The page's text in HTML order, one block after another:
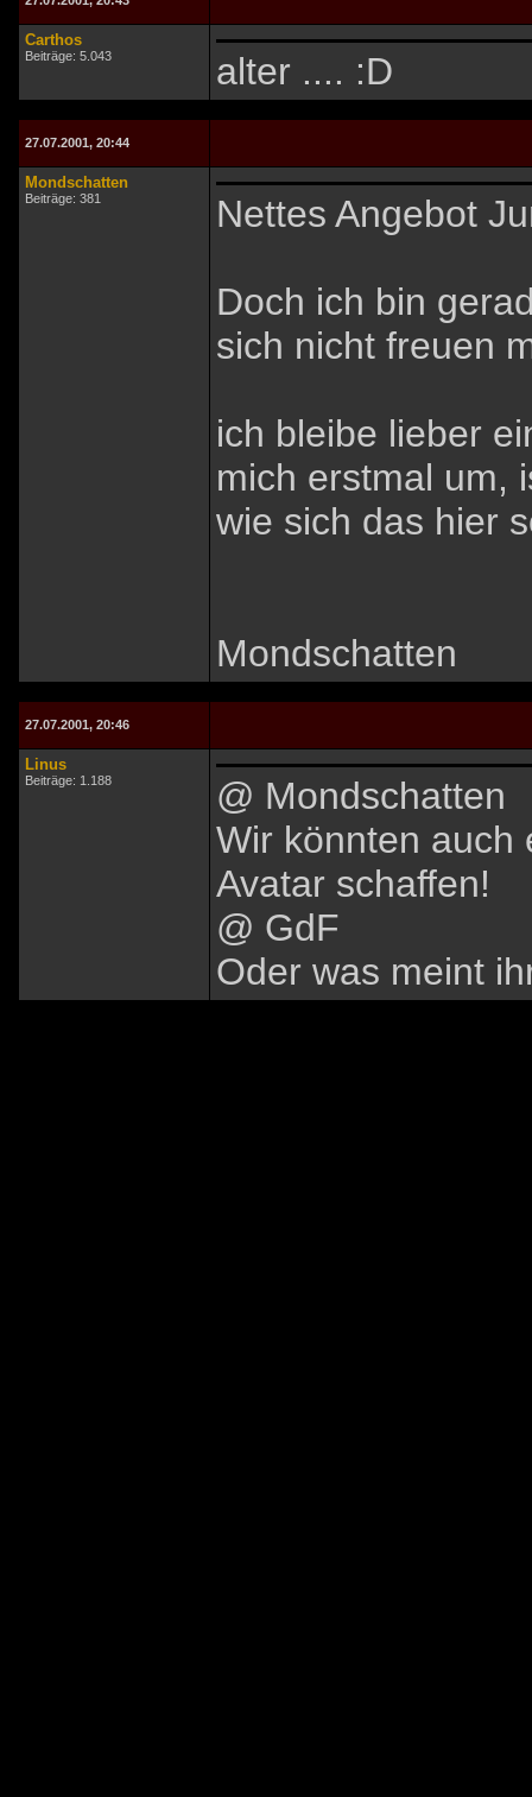
Carthos
Beiträge: 5.043 alter .... :D
27.07.2001, 20:44
Mondschatten
Beiträge: 381 Nettes Angebot
Doch ich bin
sich nicht freuen
ich bleibe lieber
mich erstmal um,
wie sich das hier
Mondschatten
27.07.2001, 20:46
Linus
Beiträge: 1.188
@ Mondschatten
Wir könnten auch
Avatar schaffen!
@ GdF
Oder was meint